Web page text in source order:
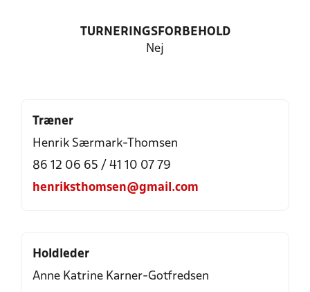
TURNERINGSFORBEHOLD
Nej
Træner
Henrik Særmark-Thomsen
86 12 06 65 / 41 10 07 79
henriksthomsen@gmail.com
Holdleder
Anne Katrine Karner-Gotfredsen